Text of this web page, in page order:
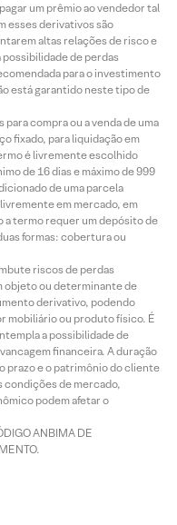
um prêmio ao vendedor tal
esses derivativos são
altas relações de risco e
de perdas
para o investimento
está garantido neste tipo de
compra ou a venda de uma
fixado, para liquidação em
é livremente escolhido
de 16 dias e máximo de 999
de uma parcela
em mercado, em
a termo requer um depósito de
formas: cobertura ou
riscos de perdas
objeto ou determinante de
derivativo, podendo
mobiliário ou produto físico. É
a possibilidade de
financeira. A duração
prazo e o patrimônio do cliente
condições de mercado,
podem afetar o
ANBIMA DE